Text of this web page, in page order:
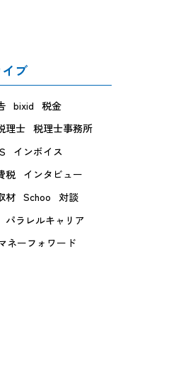
ブ
bixid 税金
理士 税理士事務所
インボイス
税
インタビュー
材 Schoo 対談
パラレルキャリア
ネーフォワード